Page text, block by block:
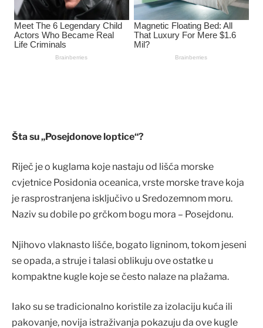
Šta su „Posejdonove loptice“?
Riječ je o kuglama koje nastaju od lišća morske
cvjetnice Posidonia oceanica, vrste morske trave koja
je rasprostranjena isključivo u Sredozemnom moru.
Naziv su dobile po grčkom bogu mora – Posejdonu.
Njihovo vlaknasto lišće, bogato ligninom, tokom jeseni
se opada, a struje i talasi oblikuju ove ostatke u
kompaktne kugle koje se često nalaze na plažama.
Iako su se tradicionalno koristile za izolaciju kuća ili
pakovanje, novija istraživanja pokazuju da ove kugle